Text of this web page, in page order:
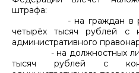
штрафа:
- на граждан в
четырёх тысяч рублей с
административного
- на должностных лиц
тысяч рублей с